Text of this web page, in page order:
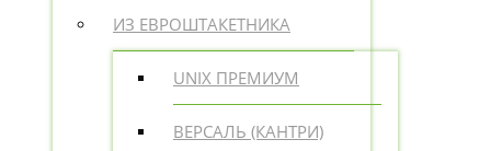
ИЗ ЕВРОШТАКЕТНИКА
UNIX ПРЕМИУМ
ВЕРСАЛЬ (КАНТРИ)